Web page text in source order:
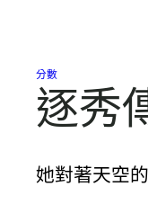
分數
逐秀
她對著天空